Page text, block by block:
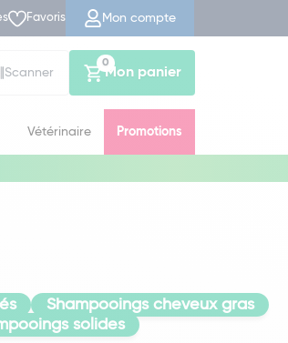
Favoris Mon compte
Scanner
Mon panier
0
Vétérinaire Promotions
Shampooings cheveux gras
solides